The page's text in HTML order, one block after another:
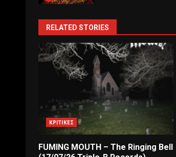
RELATED STORIES
ΚΡΙΤΙΚΕΣ
FUMING MOUTH – The Ringing Bell